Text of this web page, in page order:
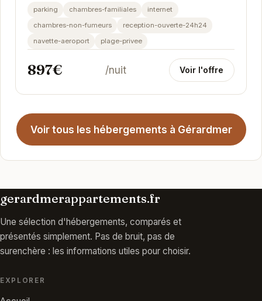
parking chambres-familiales
internet
chambres-non-fumeurs
reception-ouverte-24h24
navette-aeroport
plage-privee
897€ /nuit Voir l'offre
Voir tous les hébergements à Gérardmer
gerardmerappartements.fr
Une sélection d'hébergements, comparés et
présentés simplement. Pas de bruit, pas de
surenchère : les informations utiles pour choisir.
EXPLORER